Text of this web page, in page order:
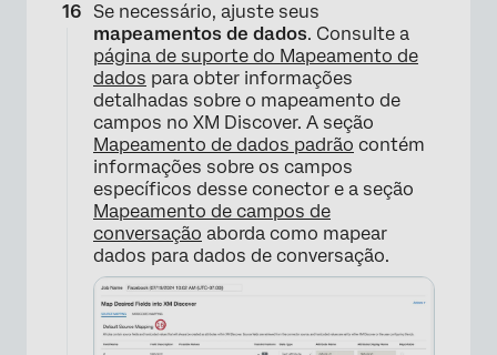
×
Se necessário, ajuste seus
mapeamentos de dados. Consulte a
página de suporte do Mapeamento de
dados para obter informações
detalhadas sobre o mapeamento de
campos no XM Discover. A seção
Mapeamento de dados padrão contém
informações sobre os campos
específicos desse conector e a seção
Mapeamento de campos de
conversação aborda como mapear
dados para dados de conversação.